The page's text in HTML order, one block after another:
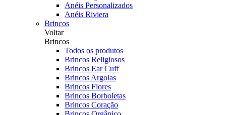
Anéis Personalizados
Anéis Riviera
Brincos
Voltar
Brincos
Todos os produtos
Brincos Religiosos
Brincos Ear Cuff
Brincos Argolas
Brincos Flores
Brincos Borboletas
Brincos Coração